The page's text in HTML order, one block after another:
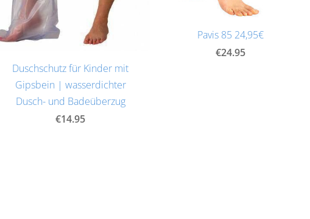
Duschschutz für Kinder mit
Gipsbein | wasserdichter
Dusch- und Badeüberzug
€14.95
Pavis 85 24,95€
€24.95